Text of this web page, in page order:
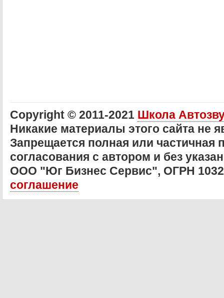
Copyright © 2011-2021 Школа
Никакие материалы этого сайта не
Запрещается полная или частичная
согласования с автором и без
ООО "Юг Бизнес Сервис", ОГРН
соглашение